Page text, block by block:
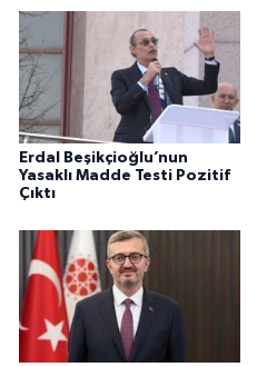
Erdal Beşikçioğlu’nun
Yasaklı Madde Testi Pozitif
Çıktı